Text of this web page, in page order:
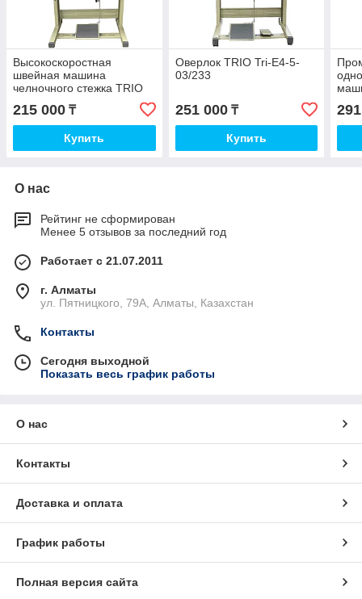
Высокоскоростная
швейная машина
челночного стежка TRIO
TRI-6610D
215 000 ₸
Купить
Оверлок TRIO Tri-E4-5-
03/233
251 000₸
Купить
О нас
Рейтинг не сформирован
Менее 5 отзывов за последний год
Работает с 21.07.2011
г. Алматы
ул. Пятницкого, 79А, Алматы, Казахстан
Контакты
Сегодня выходной
Показать весь график работы
О нас
Контакты
Доставка и оплата
График работы
Полная версия сайта